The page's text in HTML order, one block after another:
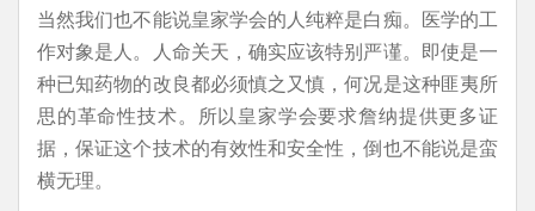
当然我们也不能说皇家学会的人纯粹是白痴。医学的工
作对象是人。人命关天，确实应该特别严谨。即使是一
种已知药物的改良都必须慎之又慎，何况是这种匪夷所
思的革命性技术。所以皇家学会要求詹纳提供更多证
据，保证这个技术的有效性和安全性，倒也不能说是蛮
横无理。